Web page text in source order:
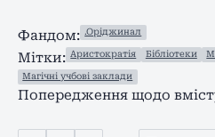
Фандом: .Оріджинал
Мітки: Аристократія Бібліотеки
Магічні учбові заклади
Попередження щодо